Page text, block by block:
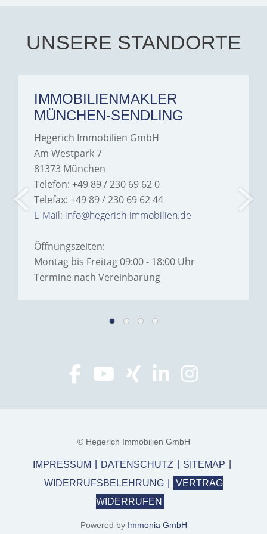
Hegerich Immobilien to
anyone looking for a home.
UNSERE STANDORTE
IMMOBILIENMAKLER
MÜNCHEN-SENDLING
Hegerich Immobilien GmbH
Am Westpark 7
81373 München
Telefon: +49 89 / 230 69 62 0
Telefax: +49 89 / 230 69 62 44
E-Mail: info@hegerich-immobilien.de
Öffnungszeiten:
Montag bis Freitag 09:00 - 18:00 Uhr
Termine nach Vereinbarung
© Hegerich Immobilien GmbH
IMPRESSUM DATENSCHUTZ
SITEMAP
WIDERRUFSBELEHRUNG
VERTRAG
WIDERRUFEN
Powered by Immonia GmbH